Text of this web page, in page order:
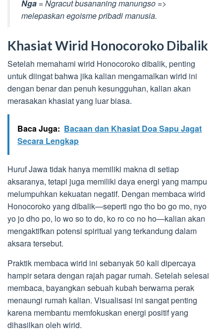
Nga = Ngracut busananing manungso =>
melepaskan egoisme pribadi manusia.
Khasiat Wirid Honocoroko Dibalik
Setelah memahami wirid Honocoroko dibalik, penting
untuk diingat bahwa jika kalian mengamalkan wirid ini
dengan benar dan penuh kesungguhan, kalian akan
merasakan khasiat yang luar biasa.
Baca Juga: Bacaan dan Khasiat Doa Sapu Jagat
Secara Lengkap
Huruf Jawa tidak hanya memiliki makna di setiap
aksaranya, tetapi juga memiliki daya energi yang mampu
melumpuhkan kekuatan negatif. Dengan membaca wirid
Honocoroko yang dibalik—seperti ngo tho bo go mo, nyo
yo jo dho po, lo wo so to do, ko ro co no ho—kalian akan
mengaktifkan potensi spiritual yang terkandung dalam
aksara tersebut.
Praktik membaca wirid ini sebanyak 50 kali dipercaya
hampir setara dengan rajah pagar rumah. Setelah selesai
membaca, bayangkan sebuah kubah berwarna perak
menaungi rumah kalian. Visualisasi ini sangat penting
karena membantu memfokuskan energi positif yang
dihasilkan oleh wirid.